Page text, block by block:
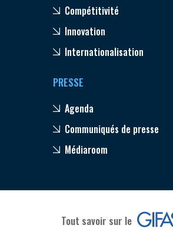
Compétitivité
Innovation
Internationalisation
PRESSE
Agenda
Communiqués de presse
Médiaroom
Tout savoir sur le